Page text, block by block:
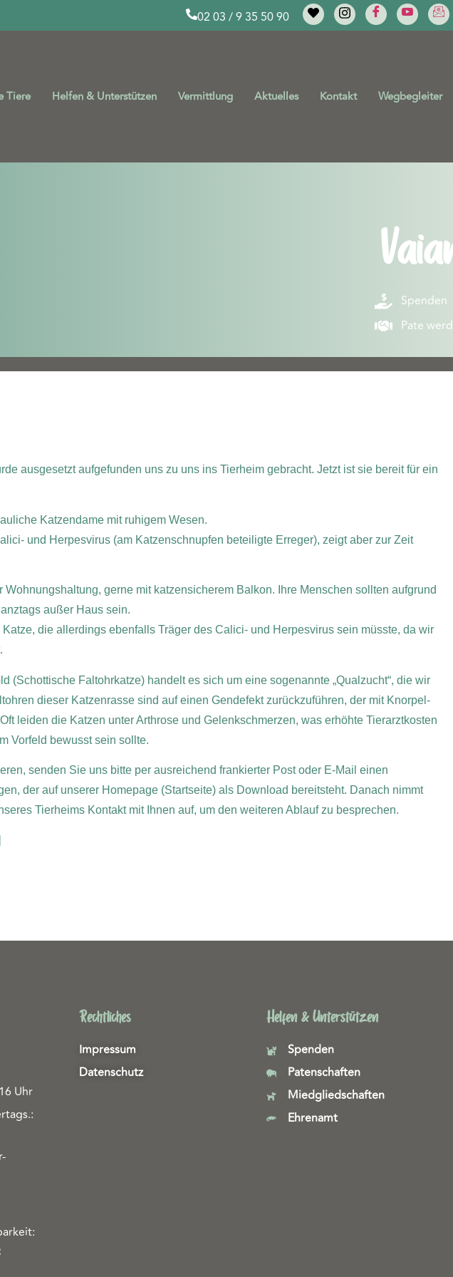
02 03 / 9 35 50 90
Tiere Helfen & Unterstützen Vermittlung Aktuelles Kontakt Wegbegleiter
Spenden
Pate
ausgesetzt aufgefunden uns zu uns ins Tierheim gebracht. Jetzt ist sie bereit für ein
Katzendame mit ruhigem Wesen.
und Herpesvirus (am Katzenschnupfen beteiligte Erreger), zeigt aber zur Zeit
gerne mit katzensicherem Balkon. Ihre Menschen sollten aufgrund
außer Haus sein.
die allerdings ebenfalls Träger des Calici- und Herpesvirus sein müsste, da wir
(Schottische Faltohrkatze) handelt es sich um eine sogenannte „Qualzucht“, die wir
dieser Katzenrasse sind auf einen Gendefekt zurückzuführen, der mit Knorpel-
leiden die Katzen unter Arthrose und Gelenkschmerzen, was erhöhte Tierarztkosten
Vorfeld bewusst sein sollte.
senden Sie uns bitte per ausreichend frankierter Post oder E-Mail einen
der auf unserer Homepage (Startseite) als Download bereitsteht. Danach nimmt
Tierheims Kontakt mit Ihnen auf, um den weiteren Ablauf zu besprechen.
Uhr
Rechtliches
Impressum
Datenschutz
Helfen & Unterstützen
Spenden
Patenschaften
Miedgliedschaften
Ehrenamt